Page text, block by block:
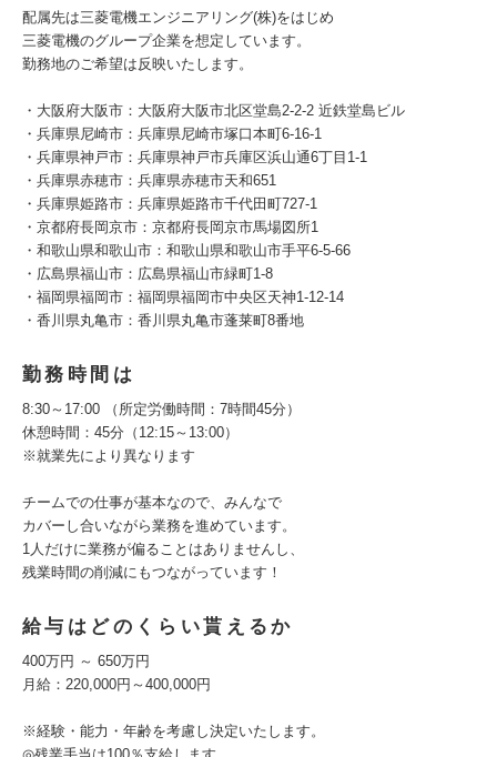
配属先は三菱電機エンジニアリング(株)をはじめ
三菱電機のグループ企業を想定しています。
勤務地のご希望は反映いたします。
・大阪府大阪市：大阪府大阪市北区堂島2-2-2 近鉄堂島ビル
・兵庫県尼崎市：兵庫県尼崎市塚口本町6-16-1
・兵庫県神戸市：兵庫県神戸市兵庫区浜山通6丁目1-1
・兵庫県赤穂市：兵庫県赤穂市天和651
・兵庫県姫路市：兵庫県姫路市千代田町727-1
・京都府長岡京市：京都府長岡京市馬場図所1
・和歌山県和歌山市：和歌山県和歌山市手平6-5-66
・広島県福山市：広島県福山市緑町1-8
・福岡県福岡市：福岡県福岡市中央区天神1-12-14
・香川県丸亀市：香川県丸亀市蓬莱町8番地
勤務時間は
8:30～17:00 （所定労働時間：7時間45分）
休憩時間：45分（12:15～13:00）
※就業先により異なります
チームでの仕事が基本なので、みんなで
カバーし合いながら業務を進めています。
1人だけに業務が偏ることはありませんし、
残業時間の削減にもつながっています！
給与はどのくらい貰えるか
400万円 ～ 650万円
月給：220,000円～400,000円
※経験・能力・年齢を考慮し決定いたします。